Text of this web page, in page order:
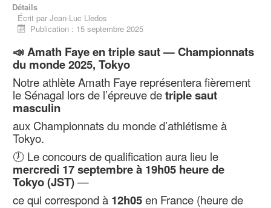
Détails
Écrit par Jean-Luc Lledos
Publication : 15 septembre 2025
📣 Amath Faye en triple saut — Championnats
du monde 2025, Tokyo
Notre athlète Amath Faye représentera fièrement
le Sénagal lors de l’épreuve detriple saut
masculin
aux Championnats du monde d’athlétisme à
Tokyo.
🕖 Le concours de qualification aura lieu le
mercredi 17 septembre à 19h05 heure de
Tokyo (JST)—
ce qui correspond à 12h05en France (heure de